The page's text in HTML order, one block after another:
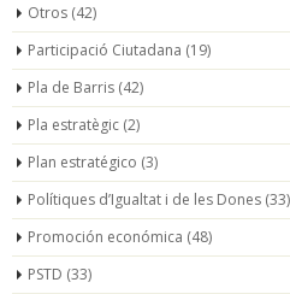
Otros (42)
Participació Ciutadana (19)
Pla de Barris (42)
Pla estratègic (2)
Plan estratégico (3)
Polítiques d’Igualtat i de les Dones (33)
Promoción económica (48)
PSTD (33)